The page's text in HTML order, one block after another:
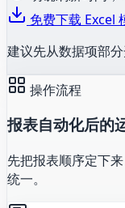
免费下载 Excel
建议先从数据项部
操作流程
报表自动化后的
先把报表顺序定下
统一。